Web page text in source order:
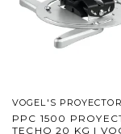
VOGEL'S PROYECTOR
PPC 1500
TECHO 20 KG |